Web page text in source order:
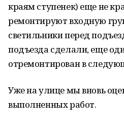
краям ступенек) еще не
ремонтируют входную
светильники перед
подъезда сделали, еще
отремонтирован в
Уже на улице мы вновь
выполненных работ.